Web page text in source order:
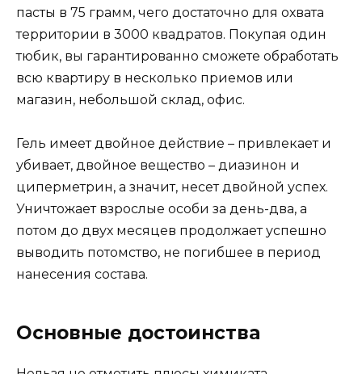
пасты в 75 грамм, чего достаточно для охвата
территории в 3000 квадратов. Покупая один
тюбик, вы гарантированно сможете обработать
всю квартиру в несколько приемов или
магазин, небольшой склад, офис.
Гель имеет двойное действие – привлекает и
убивает, двойное вещество – диазинон и
циперметрин, а значит, несет двойной успех.
Уничтожает взрослые особи за день-два, а
потом до двух месяцев продолжает успешно
выводить потомство, не погибшее в период
нанесения состава.
Основные достоинства